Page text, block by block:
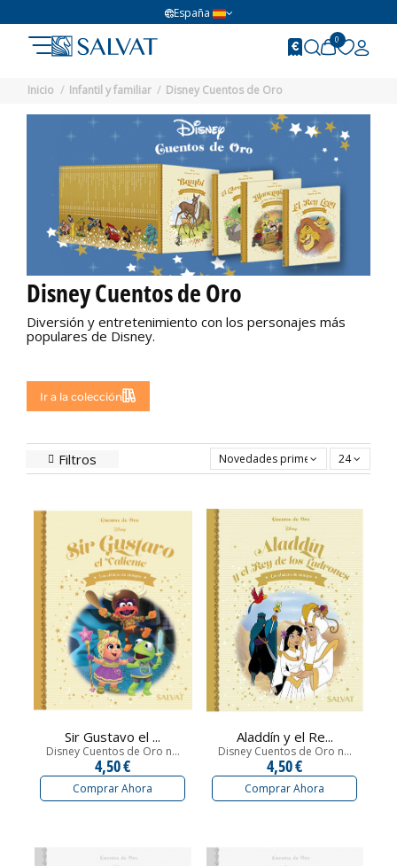
España
0
Inicio Infantil y familiar Disney Cuentos de Oro
Disney Cuentos de Oro
Diversión y entretenimiento con los personajes más
populares de Disney.
Ir a la colección
Filtros Novedades primero 24
Sir Gustavo el ...
Disney Cuentos de Oro n...
4,50 €
Comprar Ahora
Aladdín y el Re...
Disney Cuentos de Oro n...
4,50 €
Comprar Ahora